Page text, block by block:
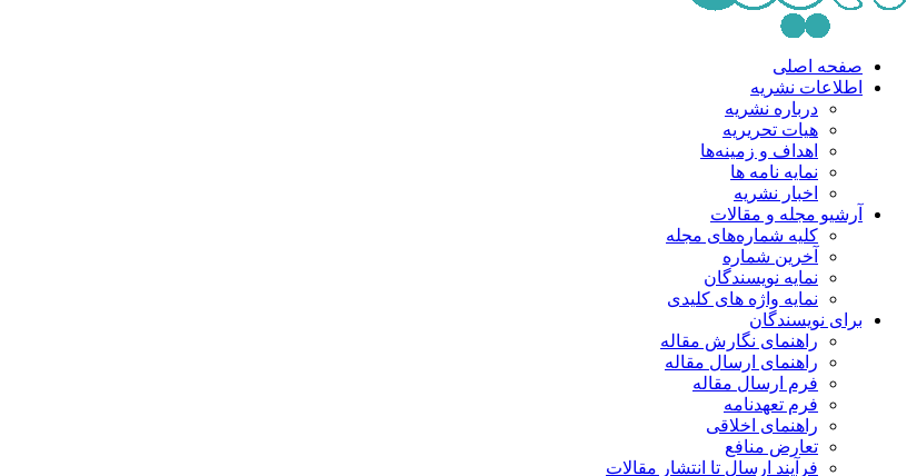
صفحه اصلی
اطلاعات نشریه
درباره نشریه
هیات تحریریه
اهداف و زمینه‌ها
نمایه نامه ها
اخبار نشریه
آرشیو مجله و مقالات
کلیه شماره‌های مجله
آخرین شماره
نمایه نویسندگان
نمایه واژه های کلیدی
برای نویسندگان
راهنمای نگارش مقاله
راهنمای ارسال مقاله
فرم ارسال مقاله
فرم تعهدنامه
راهنمای اخلاقی
تعارض منافع
فرآیند ارسال تا انتشار مقالات